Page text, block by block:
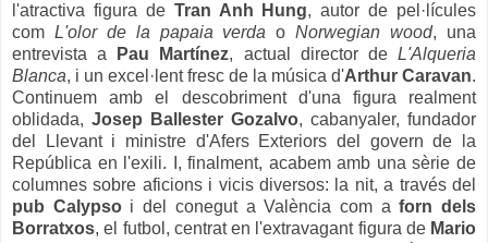
l'atractiva figura de Tran Anh Hung, autor de pel·lícules
com L'olor de la papaia verdaoNorwegian wood, una
entrevista a
Pau Martínez, actual director deL'Alqueria
Blanca, i un excel·lent fresc de la música d'Arthur Caravan.
Continuem amb el descobriment d'una figura realment
oblidada, Josep Ballester Gozalvo, cabanyaler, fundador
del Llevant i ministre d'Afers Exteriors del govern de la
República en l'exili. I, finalment, acabem amb una sèrie de
columnes sobre aficions i vicis diversos: la nit, a través del
pub Calypsoi del conegut a València com aforn dels
Borratxos, el futbol, centrat en l'extravagant figura de Mario